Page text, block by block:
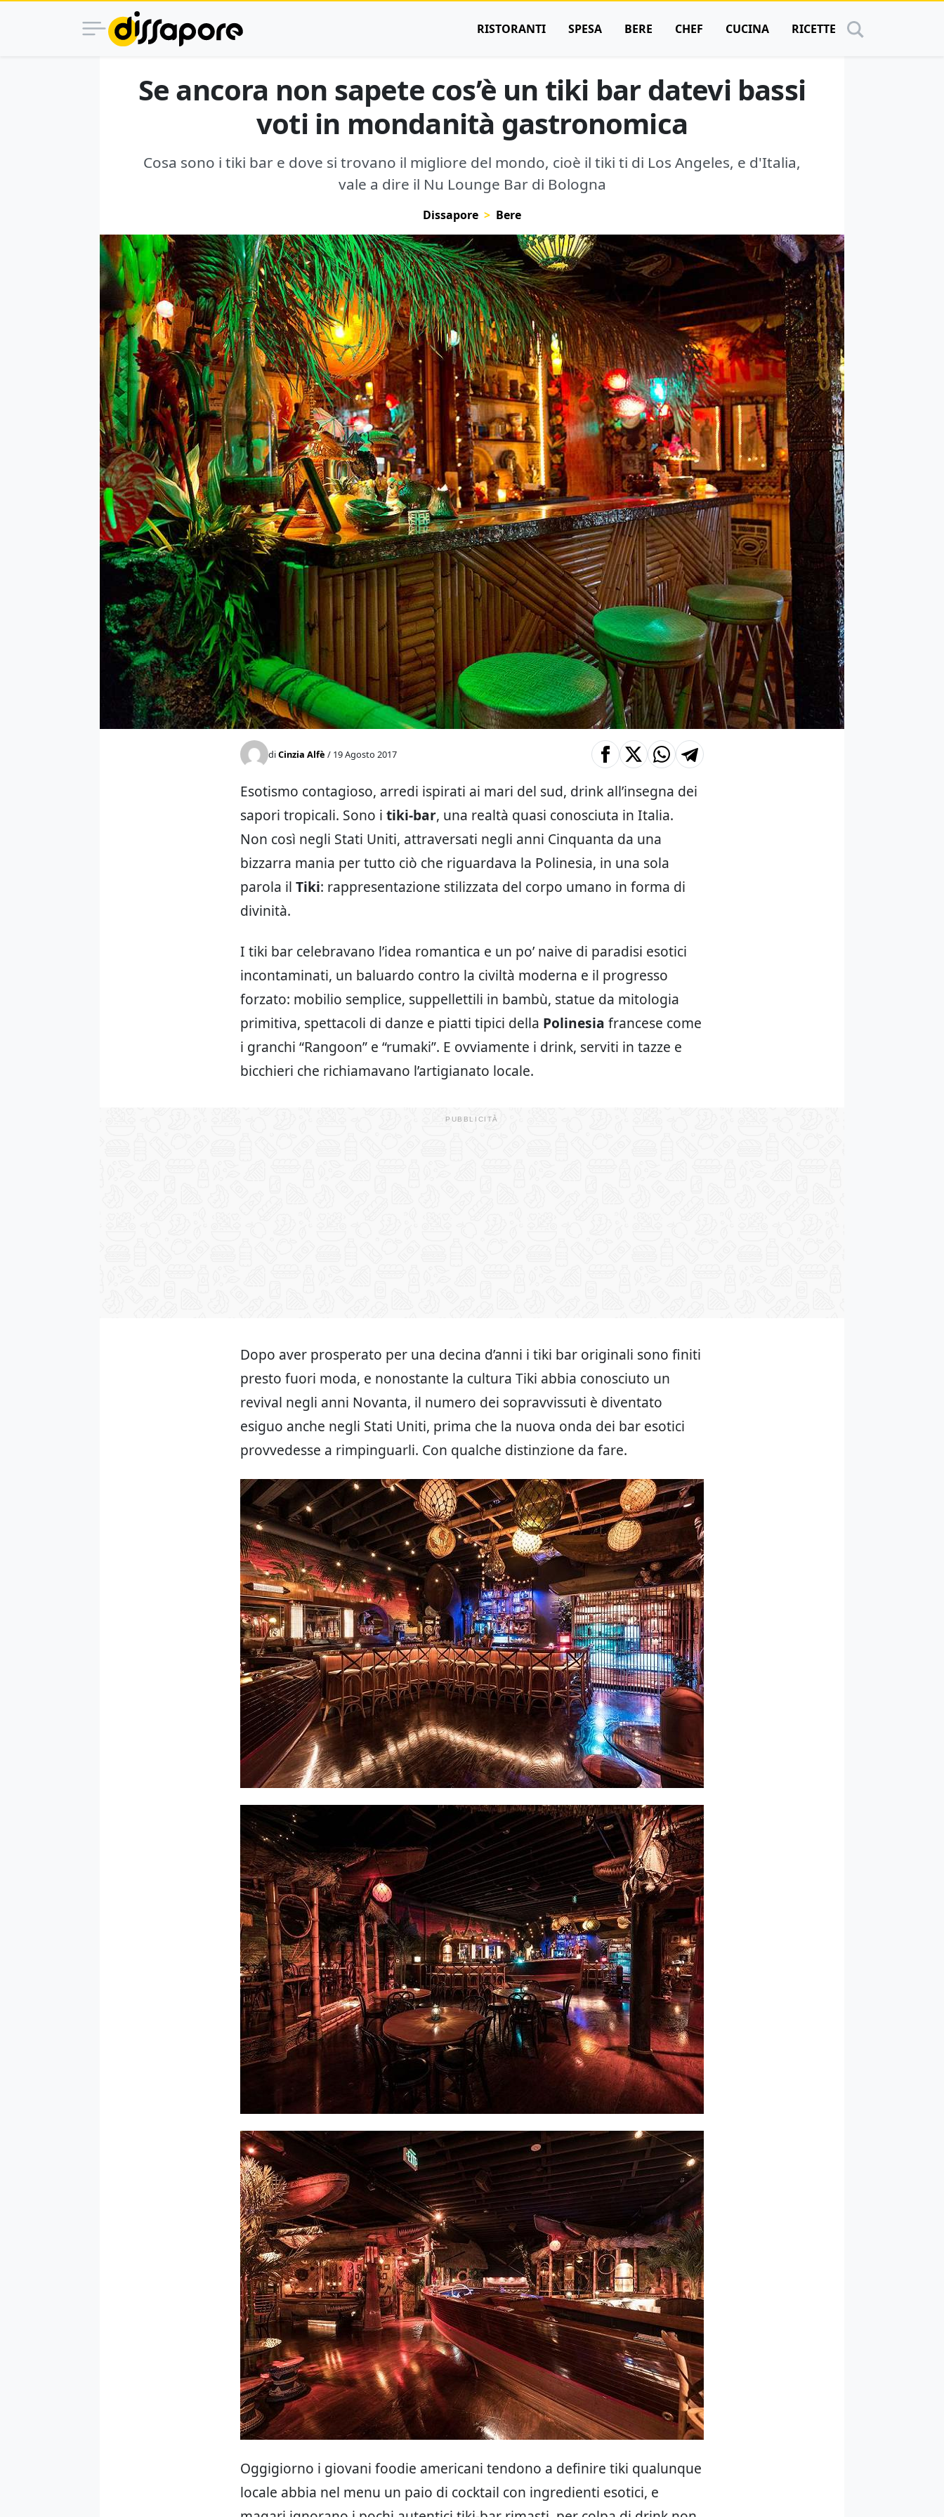
RISTORANTI SPESA BERE CHEF CUCINA RICETTE
Se ancora non sapete cos’è un tiki bar datevi bassi
voti in mondanità gastronomica
Cosa sono i tiki bar e dove si trovano il migliore del mondo, cioè il tiki ti di Los Angeles, e d'Italia,
vale a dire il Nu Lounge Bar di Bologna
Dissapore Bere
diCinzia Alfè / 19 Agosto 2017
Esotismo contagioso, arredi ispirati ai mari del sud, drink all’insegna dei
sapori tropicali. Sono i tiki-bar, una realtà quasi conosciuta in Italia.
Non così negli Stati Uniti, attraversati negli anni Cinquanta da una
bizzarra mania per tutto ciò che riguardava la Polinesia, in una sola
parola il Tiki: rappresentazione stilizzata del corpo umano in forma di
divinità.
I tiki bar celebravano l’idea romantica e un po’ naive di paradisi esotici
incontaminati, un baluardo contro la civiltà moderna e il progresso
forzato: mobilio semplice, suppellettili in bambù, statue da mitologia
primitiva, spettacoli di danze e piatti tipici della Polinesia francese come
i granchi “Rangoon” e “rumaki”. E ovviamente i drink, serviti in tazze e
bicchieri che richiamavano l’artigianato locale.
Dopo aver prosperato per una decina d’anni i tiki bar originali sono finiti
presto fuori moda, e nonostante la cultura Tiki abbia conosciuto un
revival negli anni Novanta, il numero dei sopravvissuti è diventato
esiguo anche negli Stati Uniti, prima che la nuova onda dei bar esotici
provvedesse a rimpinguarli. Con qualche distinzione da fare.
Oggigiorno i giovani foodie americani tendono a definire tiki qualunque
locale abbia nel menu un paio di cocktail con ingredienti esotici, e